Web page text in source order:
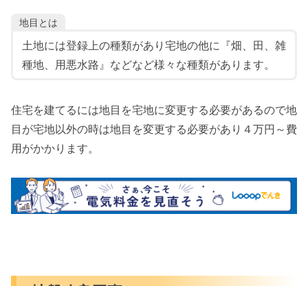
地目とは
土地には登録上の種類があり宅地の他に『畑、田、雑
種地、用悪水路』などなど様々な種類があります。
住宅を建てるには地目を宅地に変更する必要があるので地
目が宅地以外の時は地目を変更する必要があり４万円～費
用がかかります。